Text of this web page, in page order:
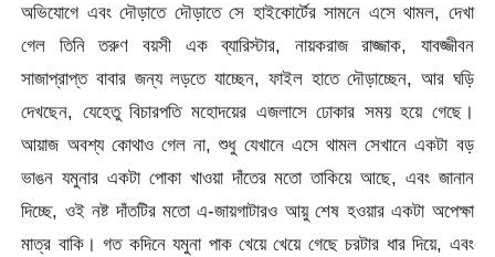
অভিযোগে এবং দৌড়াতে দৌড়াতে সে হাইকোর্টের সামনে এসে থামল, দেখা
গেল তিনি তরুণ বয়সী এক ব্যারিস্টার, নায়করাজ রাজ্জাক, যাবজ্জীবন
সাজাপ্রাপ্ত বাবার জন্য লড়তে যাচ্ছেন, ফাইল হাতে দৌড়াচ্ছেন, আর ঘড়ি
দেখছেন, যেহেতু বিচারপতি মহোদয়ের এজলাসে ঢোকার সময় হয়ে গেছে।
আয়াজ অবশ্য কোথাও গেল না, শুধু যেখানে এসে থামল সেখানে একটা বড়
ভাঙন যমুনার একটা পোকা খাওয়া দাঁতের মতো তাকিয়ে আছে, এবং জানান
দিচ্ছে, ওই নষ্ট দাঁতটির মতো এ-জায়গাটারও আয়ু শেষ হওয়ার একটা অপেক্ষা
মাত্র বাকি। গত কদিনে যমুনা পাক খেয়ে খেয়ে গেছে চরটার ধার দিয়ে, এবং